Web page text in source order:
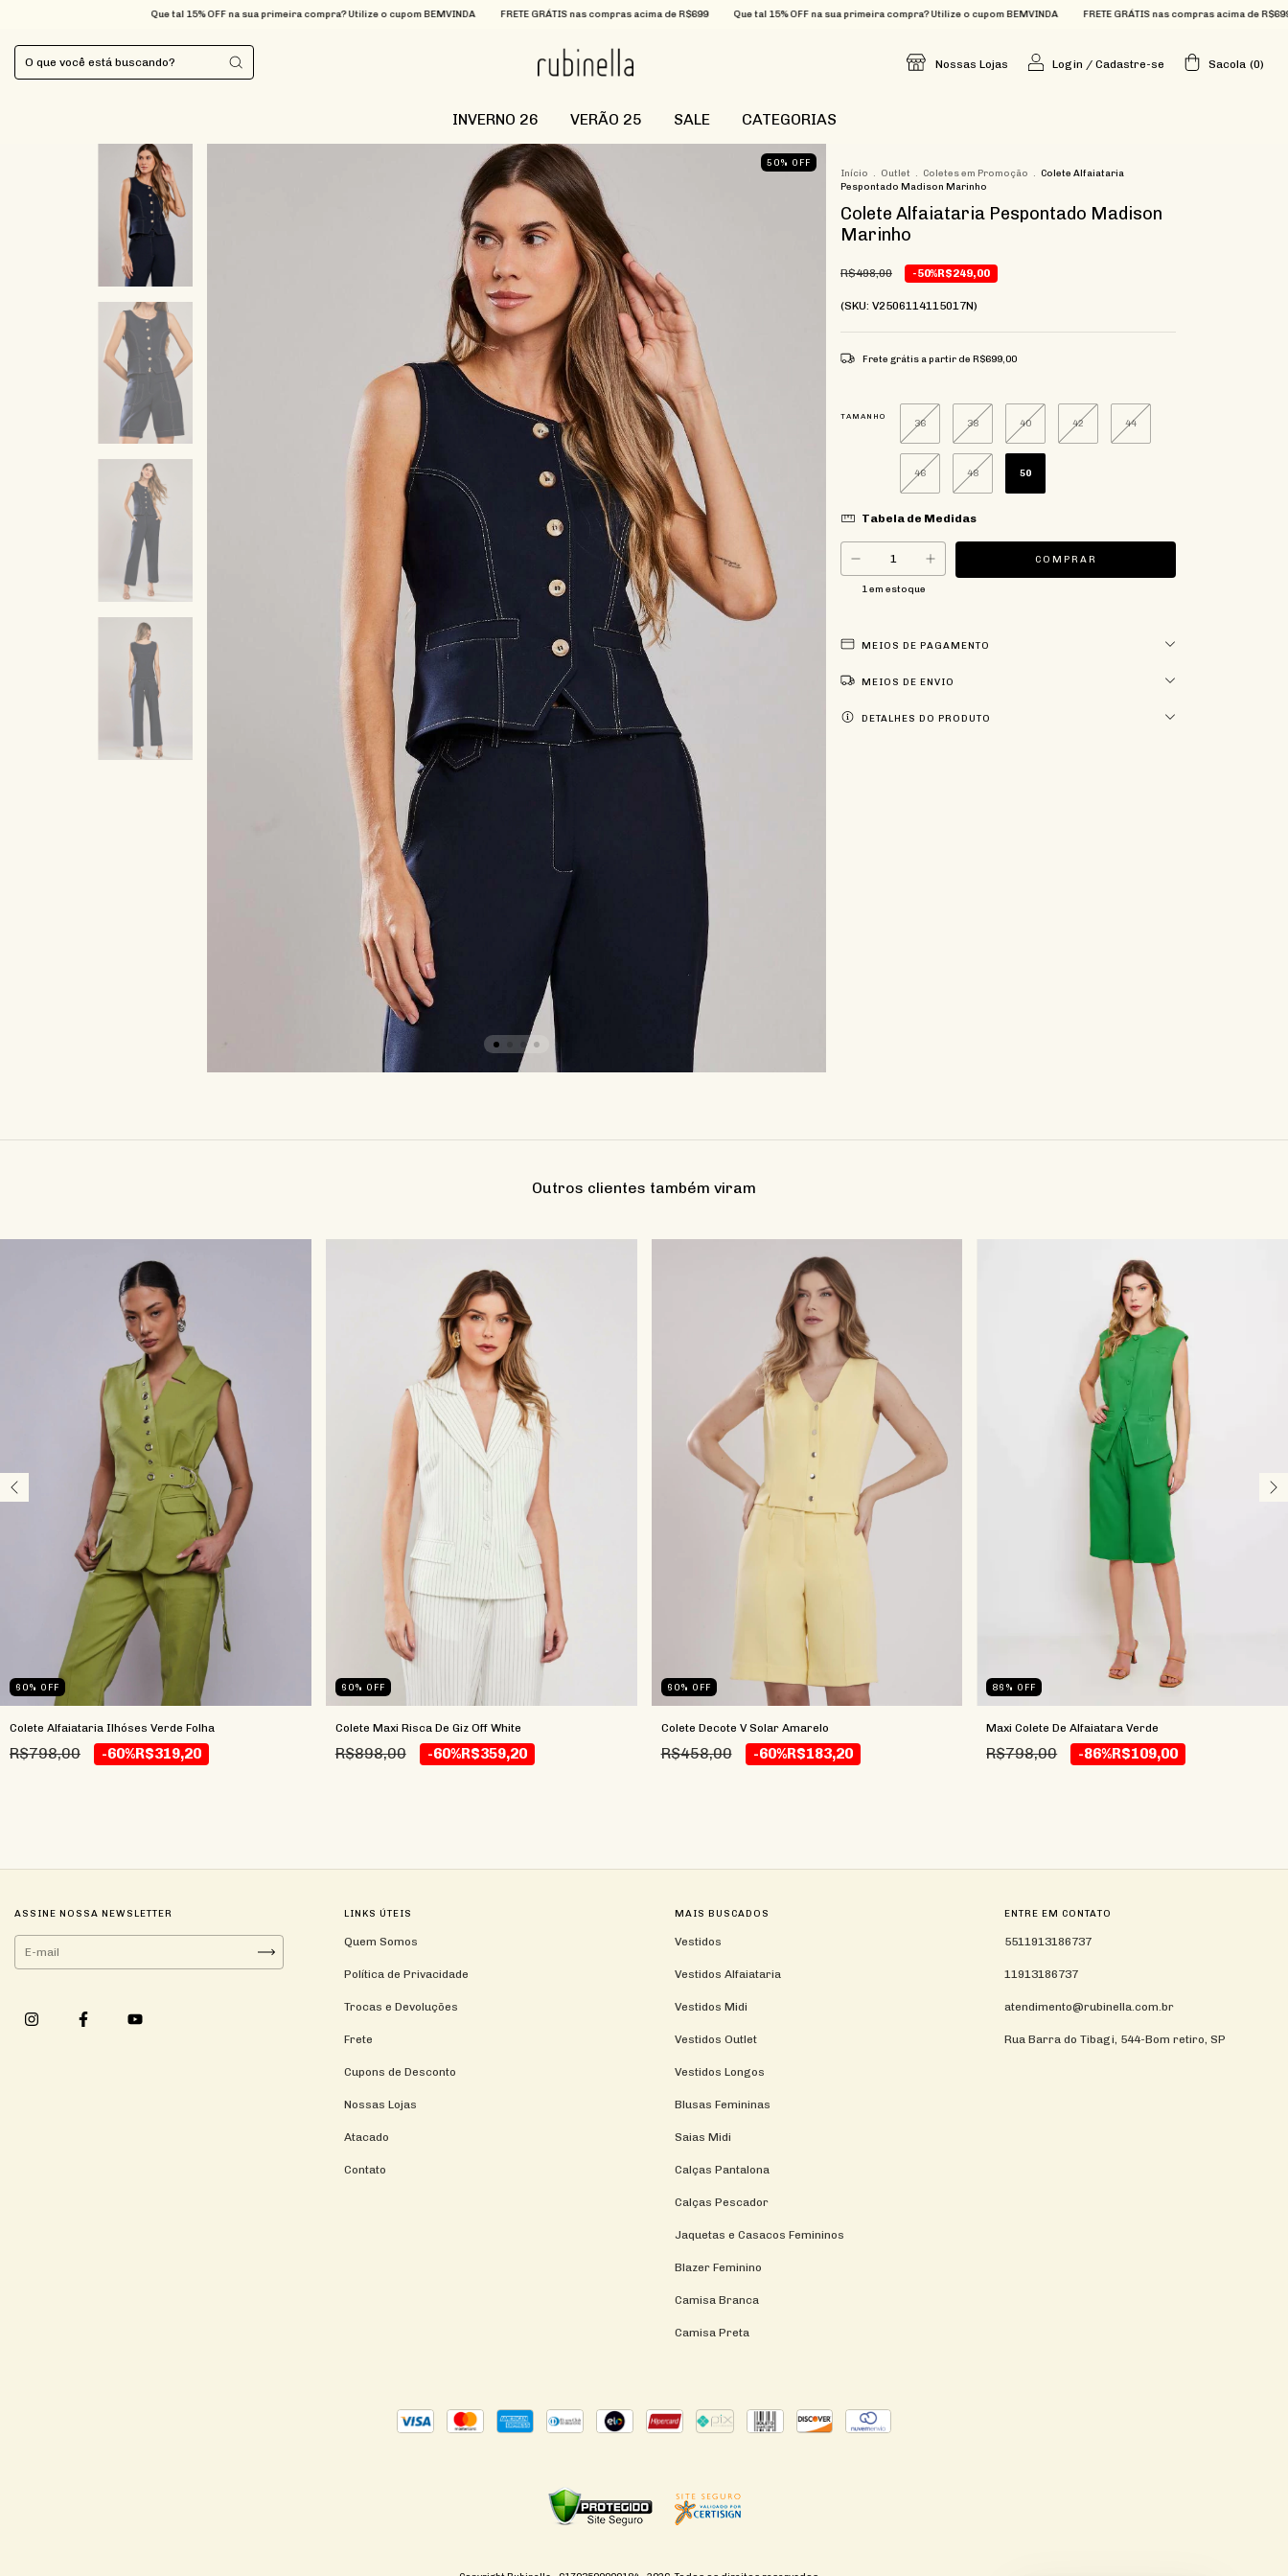
Que tal 15% OFF na sua primeira compra? Utilize o cupom BEMVINDA FRETE GRÁTIS nas compras acima de R$699 Que tal 15% OFF na sua primeira compra? Utilize o cupom BEMVINDA FRETE GRÁTIS nas compras acima de R$699 Que tal 15%
Nossas Lojas Login / Cadastre-se Sacola (0)
INVERNO 26 VERÃO 25 SALE CATEGORIAS
50% OFF
Início . Outlet . Coletes em Promoção . Colete Alfaiataria
Pespontado Madison Marinho
Colete Alfaiataria Pespontado Madison
Marinho
R$498,00 -50%R$249,00
(SKU: V2506114115017N)
Frete grátis a partir de R$699,00
TAMANHO
36 38 40 42 44
46 48 50
Tabela de Medidas
1em estoque
MEIOS DE PAGAMENTO
MEIOS DE ENVIO
DETALHES DO PRODUTO
Outros clientes também viram
60% OFF
Colete Alfaiataria Ilhóses Verde Folha
R$798,00 -60%R$319,20
60% OFF
Colete Maxi Risca De Giz Off White
R$898,00 -60%R$359,20
60% OFF
Colete Decote V Solar Amarelo
R$458,00 -60%R$183,20
86 % OFF
Maxi Colete De Alfaiatara Verde
R$798,00 -86%R$109,00
ASSINE NOSSA NEWSLETTER LINKS ÚTEIS
Quem Somos
Política de Privacidade
Trocas e Devoluções
Frete
Cupons de Desconto
Nossas Lojas
Atacado
Contato
MAIS BUSCADOS
Vestidos
Vestidos Alfaiataria
Vestidos Midi
Vestidos Outlet
Vestidos Longos
Blusas Femininas
Saias Midi
Calças Pantalona
Calças Pescador
Jaquetas e Casacos Femininos
Blazer Feminino
Camisa Branca
Camisa Preta
ENTRE EM CONTATO
5511913186737
11913186737
atendimento@rubinella.com.br
Rua Barra do Tibagi, 544-Bom retiro, SP